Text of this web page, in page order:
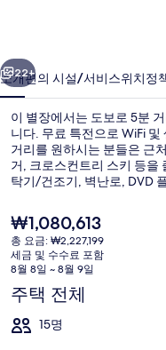
로
지
의
사
진
갤
러
리
다음
22+
소개편의 시설/서비스위치정
이 별장에서는 도보로 5분
니다. 무료 특전으로 WiFi
거리를 원하시는 분들은 근
거, 크로스컨트리 스키 등을
탁기/건조기, 벽난로, DVD
현
재
가
격
₩1,080,613
₩1,080,613
총 요금: ₩2,227,199
세금 및 수수료 포함
8월 8일 ~ 8월 9일
주택 전체
15명